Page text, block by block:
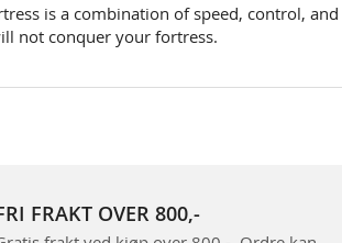
is a combination of speed, control,
not conquer your fortress.
FRAKT OVER 800,-